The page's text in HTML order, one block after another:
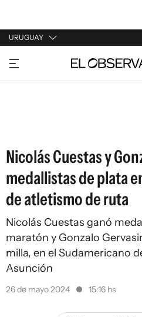
URUGUAY
URUGUAY
ARGENTINA
Nicolás Cuestas y
medallistas de plata
de atletismo de ruta
Nicolás Cuestas ganó
maratón y Gonzalo
milla, en el Sudamericano
Asunción
26 de mayo 2024 15:16 hs